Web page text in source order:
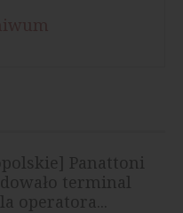
Panattoni
terminal
operatora...